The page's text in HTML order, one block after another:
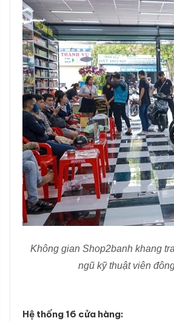
Không gian Shop2banh khang
ngũ kỹ thuật viên
Hệ thống 16 cửa hàng: